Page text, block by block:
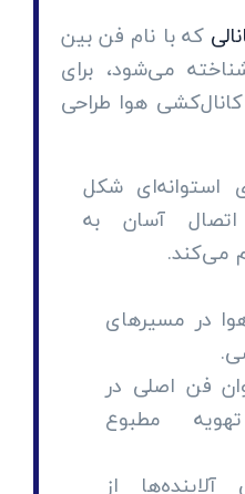
که با نام فن بین
می‌شود، برای
هوا طراحی
استوانه‌ای شکل
آسان به
می‌کند.
در مسیرهای
فن اصلی در
مطبوع
از